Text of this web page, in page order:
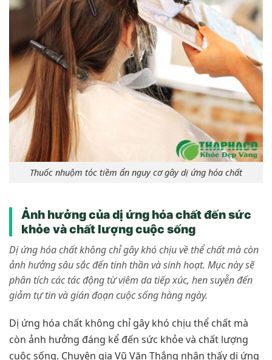
Thuốc nhuộm tóc tiềm ẩn nguy cơ gây dị ứng hóa chất
Ảnh hưởng của dị ứng hóa chất đến sức
khỏe và chất lượng cuộc sống
Dị ứng hóa chất không chỉ gây khó chịu về thể chất mà còn
ảnh hưởng sâu sắc đến tinh thần và sinh hoạt. Mục này sẽ
phân tích các tác động từ viêm da tiếp xúc, hen suyễn đến
giảm tự tin và gián đoạn cuộc sống hàng ngày.
Dị ứng hóa chất không chỉ gây khó chịu thể chất mà
còn ảnh hưởng đáng kể đến sức khỏe và chất lượng
cuộc sống. Chuyên gia Vũ Văn Thắng nhận thấy dị ứng